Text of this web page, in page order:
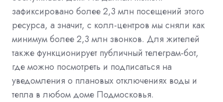
зафиксировано более 2,3 млн посещений этого
ресурса, а значит, с колл-центров мы сняли как
минимум более 2,3 млн звонков. Для жителей
также функционирует публичный телеграм-бот,
где можно посмотреть и подписаться на
уведомления о плановых отключениях воды и
тепла в любом доме Подмосковья.